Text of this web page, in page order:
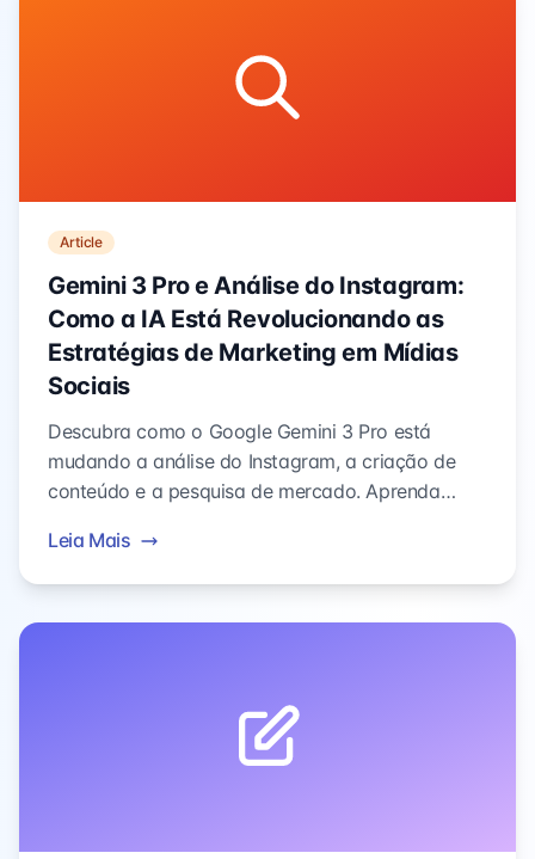
Article
Gemini 3 Pro e Análise do Instagram:
Como a IA Está Revolucionando as
Estratégias de Marketing em Mídias
Sociais
Descubra como o Google Gemini 3 Pro está
mudando a análise do Instagram, a criação de
conteúdo e a pesquisa de mercado. Aprenda
impulsionar a eficiência e os insights do
marketing.
Leia Mais